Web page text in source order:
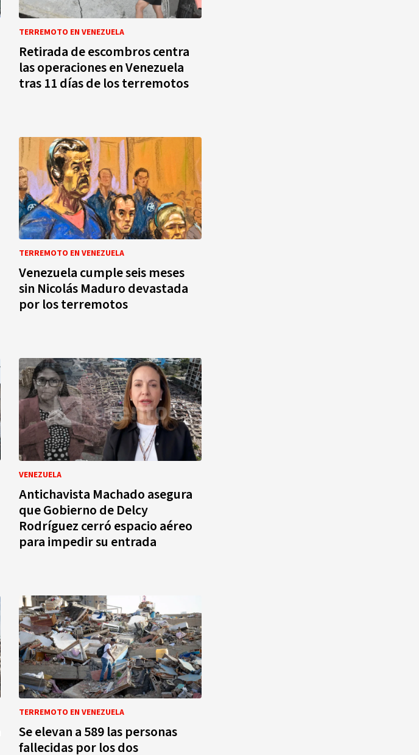
TERREMOTO EN VENEZUELA
Retirada de escombros centra
las operaciones en Venezuela
tras 11 días de los terremotos
TERREMOTO EN VENEZUELA
Venezuela cumple seis meses
sin Nicolás Maduro devastada
por los terremotos
VENEZUELA
Antichavista Machado asegura
que Gobierno de Delcy
Rodríguez cerró espacio aéreo
para impedir su entrada
TERREMOTO EN VENEZUELA
Se elevan a 589 las personas
fallecidas por los dos